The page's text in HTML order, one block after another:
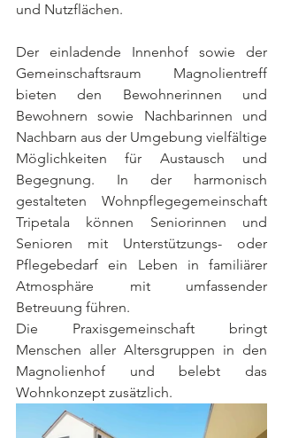
und Nutzflächen.
Der einladende Innenhof sowie der
Gemeinschaftsraum Magnolientreff
bieten den Bewohnerinnen und
Bewohnern sowie Nachbarinnen und
Nachbarn aus der Umgebung vielfältige
Möglichkeiten für Austausch und
Begegnung. In der harmonisch
gestalteten Wohnpflegegemeinschaft
Tripetala können Seniorinnen und
Senioren mit Unterstützungs- oder
Pflegebedarf ein Leben in familiärer
Atmosphäre mit umfassender
Betreuung führen.
Die Praxisgemeinschaft bringt
Menschen aller Altersgruppen in den
Magnolienhof und belebt das
Wohnkonzept zusätzlich.